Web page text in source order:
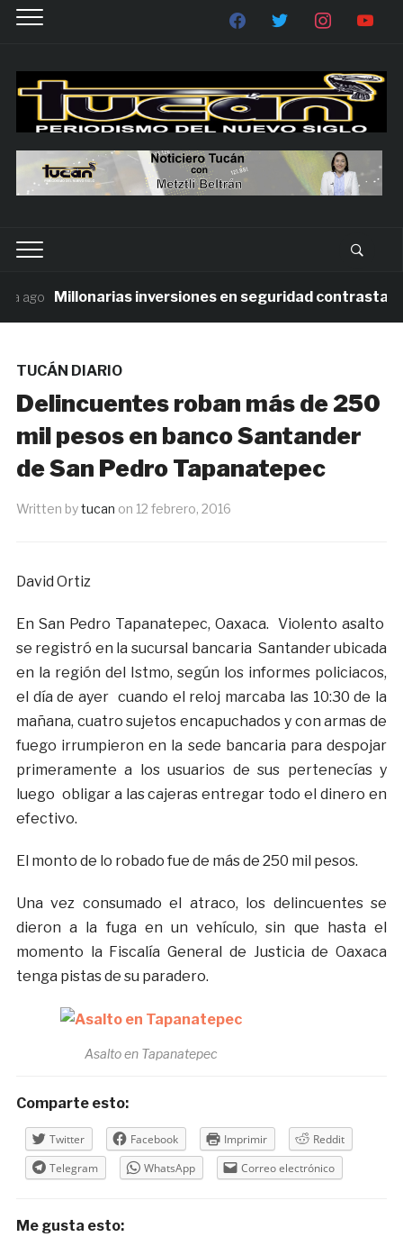
Millonarias inversiones en seguridad contrastan
TUCÁN DIARIO
Delincuentes roban más de 250
mil pesos en banco Santander
de San Pedro Tapanatepec
Written bytucan on 12 febrero, 2016
David Ortiz
En San Pedro Tapanatepec, Oaxaca. Violento asalto
se registró en la sucursal bancaria Santander ubicada
en la región del Istmo, según los informes policiacos,
el día de ayer cuando el reloj marcaba las 10:30 de la
mañana, cuatro sujetos encapuchados y con armas de
fuego irrumpieron en la sede bancaria para despojar
primeramente a los usuarios de sus pertenecías y
luego obligar a las cajeras entregar todo el dinero en
efectivo.
El monto de lo robado fue de más de 250 mil pesos.
Una vez consumado el atraco, los delincuentes se
dieron a la fuga en un vehículo, sin que hasta el
momento la Fiscalía General de Justicia de Oaxaca
tenga pistas de su paradero.
Asalto en Tapanatepec
Comparte esto:
Twitter Facebook Imprimir
Reddit
Telegram
WhatsApp Correo electrónico
Me gusta esto: